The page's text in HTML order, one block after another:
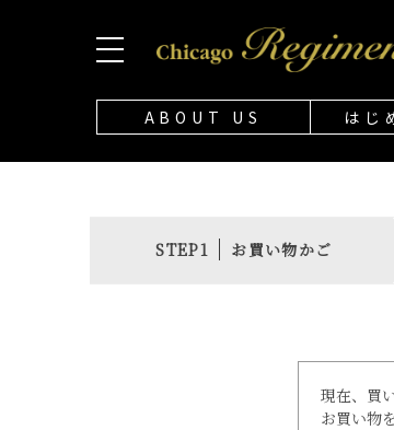
ABOUT US はじ
お買い物かご
現在、買
お買い物